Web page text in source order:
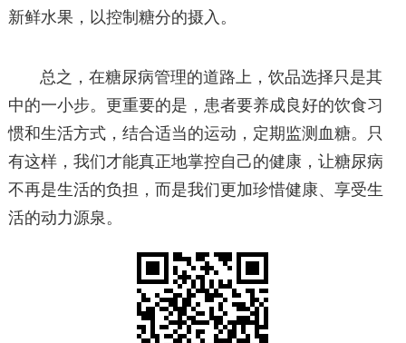
新鲜水果，以控制糖分的摄入。
总之，在糖尿病管理的道路上，饮品选择只是其
中的一小步。更重要的是，患者要养成良好的饮食习
惯和生活方式，结合适当的运动，定期监测血糖。只
有这样，我们才能真正地掌控自己的健康，让糖尿病
不再是生活的负担，而是我们更加珍惜健康、享受生
活的动力源泉。